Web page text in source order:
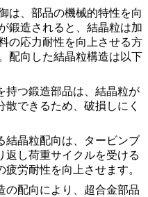
は、部品の機械的特性を向
鍛造されると、結晶粒は加
の応力耐性を向上させる方
配向した結晶粒構造は以下
持つ鍛造部品は、結晶粒が
できるため、破損しにく
結晶粒配向は、タービンブ
返し荷重サイクルを受ける
労耐性を向上させます。
の配向により、超合金部品